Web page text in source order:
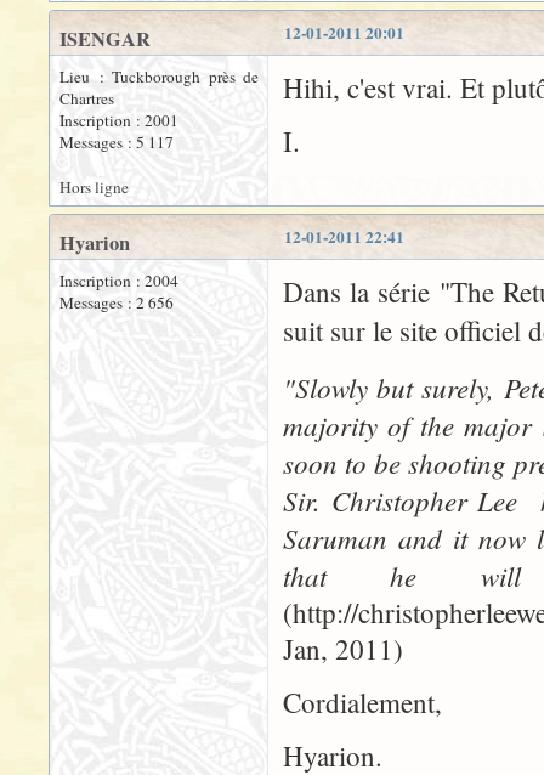
12-01-2011 20:01
ISENGAR
Lieu : Tuckborough près de
Chartres
Inscription : 2001
Messages : 5 117
Hihi, c'est vrai. Et
I.
Hors ligne
12-01-2011 22:41
Hyarion
Inscription : 2004
Messages : 2 656
Dans la série "The
suit sur le site officiel
"Slowly but surely,
majority of the major
soon to be shooting
Sir. Christopher Lee
Saruman and it now
that he will
(http://
Jan, 2011)
Cordialement,
Hyarion.